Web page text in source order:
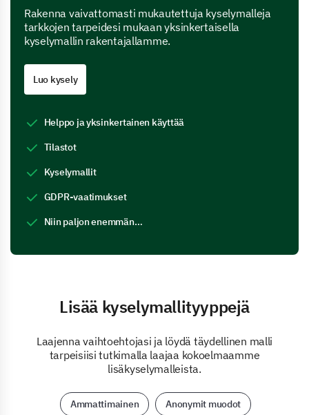
Rakenna vaivattomasti mukautettuja kyselymalleja
tarkkojen tarpeidesi mukaan yksinkertaisella
kyselymallin rakentajallamme.
Luo kysely
Helppo ja yksinkertainen käyttää
Tilastot
Kyselymallit
GDPR-vaatimukset
Niin paljon enemmän…
Lisää kyselymallityyppejä
Laajenna vaihtoehtojasi ja löydä täydellinen malli
tarpeisiisi tutkimalla laajaa kokoelmaamme
lisäkyselymalleista.
Ammattimainen Anonymit muodot